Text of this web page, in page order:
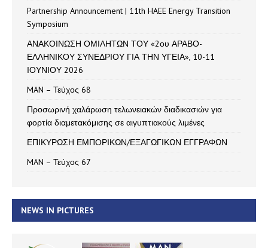
Partnership Announcement | 11th HAEE Energy Transition
Symposium
ΑΝΑΚΟΙΝΩΣΗ ΟΜΙΛΗΤΩΝ ΤΟΥ «2ου ΑΡΑΒΟ-
ΕΛΛΗΝΙΚΟΥ ΣΥΝΕΔΡΙΟΥ ΓΙΑ ΤΗΝ ΥΓΕΙΑ», 10-11
ΙΟΥΝΙΟΥ 2026
MAN – Τεύχος 68
Προσωρινή χαλάρωση τελωνειακών διαδικασιών για
φορτία διαμετακόμισης σε αιγυπτιακούς λιμένες
ΕΠΙΚΥΡΩΣΗ ΕΜΠΟΡΙΚΩΝ/ΕΞΑΓΩΓΙΚΩΝ ΕΓΓΡΑΦΩΝ
MAN – Τεύχος 67
NEWS IN PICTURES